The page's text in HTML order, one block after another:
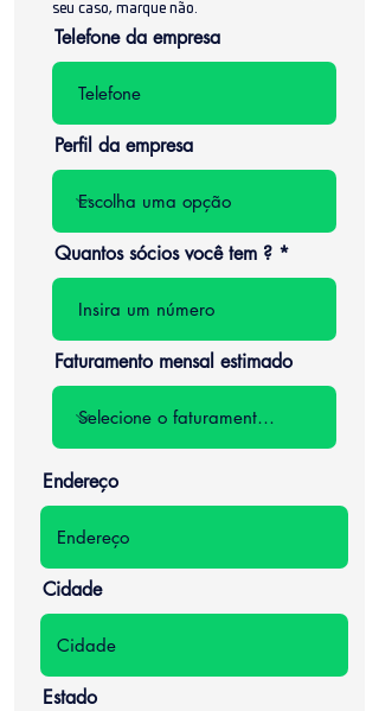
seu caso, marque não.
Telefone da empresa
Perfil da empresa
Quantos sócios você tem ?
Faturamento mensal estimado
Endereço
Cidade
Estado